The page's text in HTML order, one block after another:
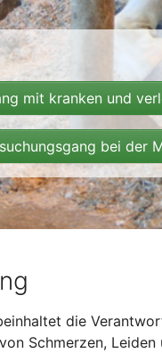
mit kranken und
bei der
die
Schmerzen,